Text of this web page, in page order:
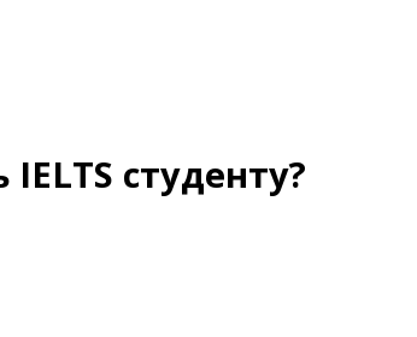
студенту?